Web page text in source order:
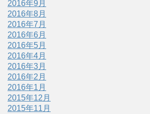
2016年9月
2016年8月
2016年7月
2016年6月
2016年5月
2016年4月
2016年3月
2016年2月
2016年1月
2015年12月
2015年11月